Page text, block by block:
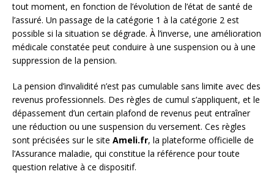
tout moment, en fonction de l’évolution de l’état de santé de
l’assuré. Un passage de la catégorie 1 à la catégorie 2 est
possible si la situation se dégrade. À l’inverse, une amélioration
médicale constatée peut conduire à une suspension ou à une
suppression de la pension.
La pension d’invalidité n’est pas cumulable sans limite avec des
revenus professionnels. Des règles de cumul s’appliquent, et le
dépassement d’un certain plafond de revenus peut entraîner
une réduction ou une suspension du versement. Ces règles
sont précisées sur le site Ameli.fr, la plateforme officielle de
l’Assurance maladie, qui constitue la référence pour toute
question relative à ce dispositif.